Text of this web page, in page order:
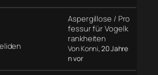
Aspergillose / Pro
fessur für Vogelk
rankheiten
Von Konni, 20 Jahre
n vor